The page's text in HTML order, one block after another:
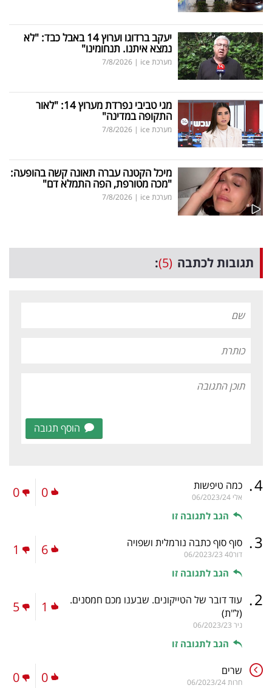
יעקב ברדוגו וערוץ 14 באבל כבד: "לא
נמצא איתנו. תנחומינו"
מערכת ice |
7/8/2026
מגי טביבי נפרדת מערוץ 14: "לאור
התקופה במדינה"
מערכת ice |
7/8/2026
מיכל הקטנה עברה תאונה קשה בהופעה:
"מכה מטורפת, הפה התמלא דם"
מערכת ice |
7/8/2026
תגובות לכתבה (5)
:
הוסף תגובה
4
. כמה טיפשות
אלי 06/2023/24
הגב לתגובה זו
0
0
3
. סוף סוף כתבה נורמלית ושפויה
דור40 06/2023/23
הגב לתגובה זו
6
1
2
. עוד דובר של הטייקונים. שבענו מכם חמסנים.
(ל"ת)
ניר 06/2023/23
הגב לתגובה זו
1
5
שרים
חרות06/2023/24
0
0